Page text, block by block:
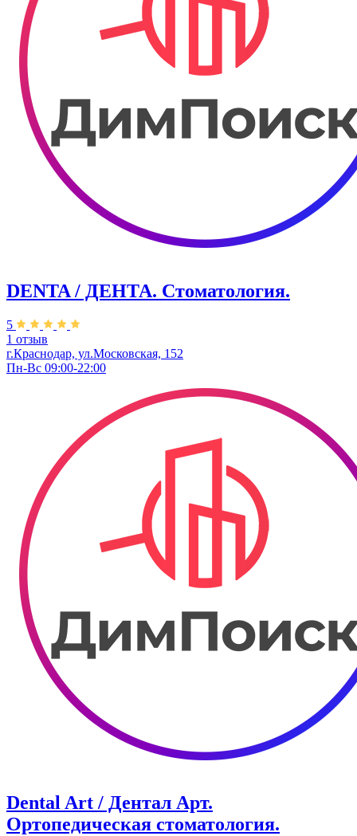
DENTA / ДЕНТА. Стоматология.
5
1 отзыв
г.Краснодар, ул.Московская, 152
Пн-Вс 09:00-22:00
Dental Art / Дентал Арт.
Ортопедическая стоматология.